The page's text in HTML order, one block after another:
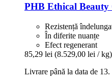
PHB Ethical Beauty
Rezistență
În diferite nuanțe
Efect regenerant
85,29 lei (8.529,00 lei / kg)
Livrare până la data de 13.